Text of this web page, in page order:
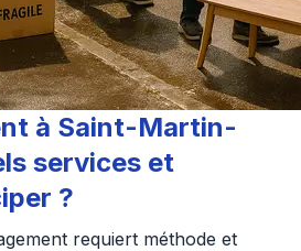
à Saint-Martin-
services et
?
requiert méthode et